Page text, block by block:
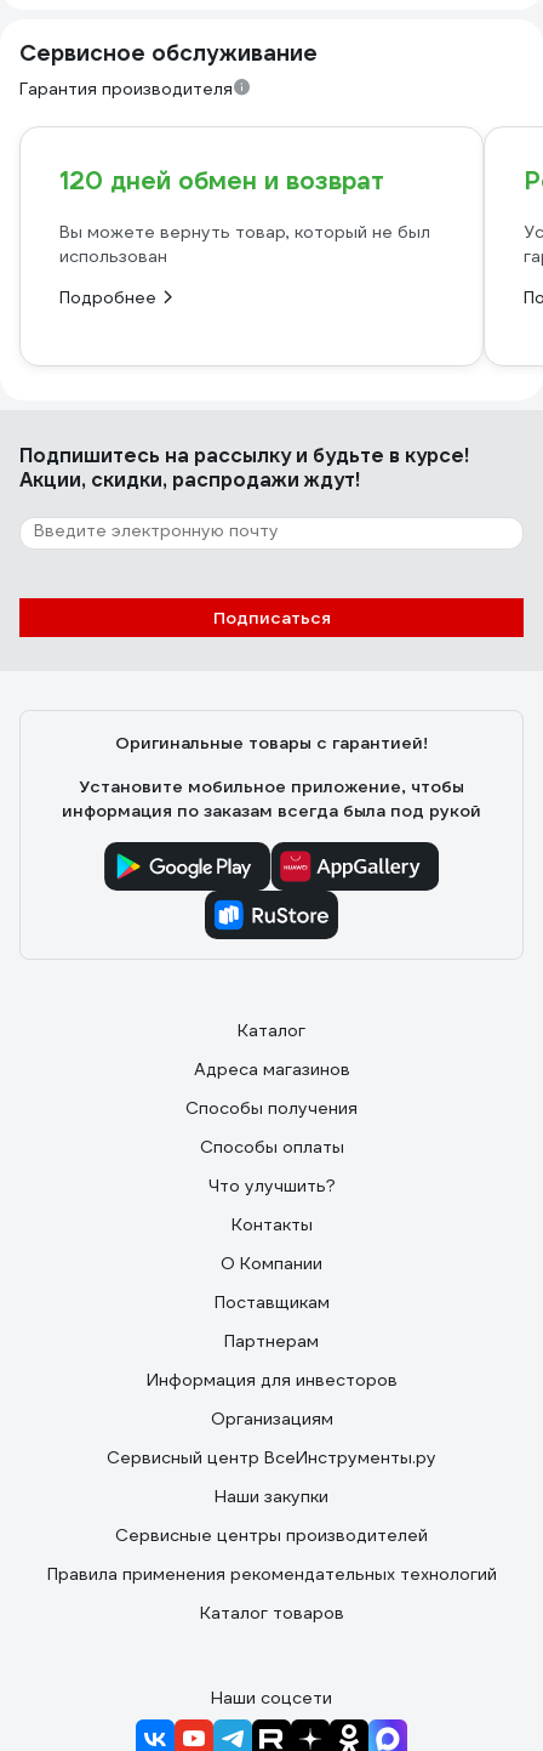
Сервисное обслуживание
Гарантия производителя
120 дней обмен и возврат
Вы можете вернуть товар, который не был
использован
Подробнее
Подпишитесь на рассылкуи будьте в курсе!
Акции, скидки, распродажи ждут!
Подписаться
Оригинальные товары с гарантией!
Установите мобильное приложение, чтобы
информация по заказам всегда была под рукой
Каталог
Адреса магазинов
Способы получения
Способы оплаты
Что улучшить?
Контакты
О Компании
Поставщикам
Партнерам
Информация для инвесторов
Организациям
Сервисный центр ВсеИнструменты.ру
Наши закупки
Сервисные центры производителей
Правила применения рекомендательных технологий
Каталог товаров
Наши соцсети